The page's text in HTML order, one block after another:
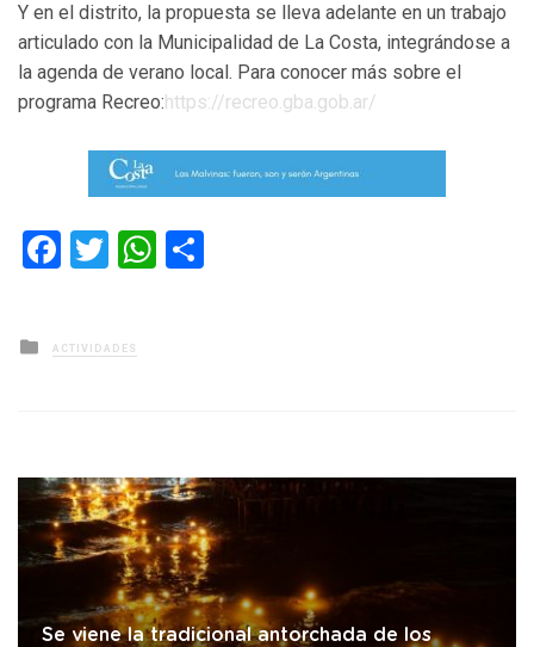
Y en el distrito, la propuesta se lleva adelante en un trabajo
articulado con la Municipalidad de La Costa, integrándose a
la agenda de verano local. Para conocer más sobre el
programa Recreo:https://recreo.gba.gob.ar/
Facebook
TwitterWhatsApp
Posted
in
ACTIVIDADES
Se viene la tradicional antorchada de los